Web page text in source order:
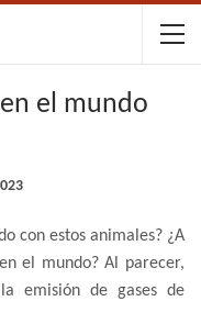
el mundo
con estos animales? ¿A
el mundo? Al parecer,
emisión de gases de